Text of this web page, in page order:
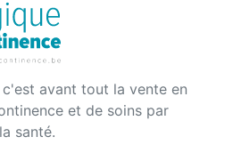
avant tout la vente en
et de soins par
santé.